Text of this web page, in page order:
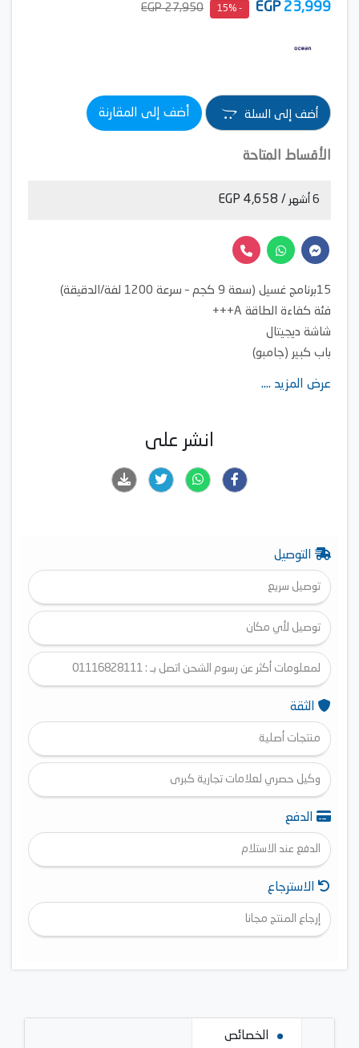
23,999
EGP
- 15%
27,950 EGP
أضف إلى السلة أضف إلى المقارنة
الأقساط المتاحة
6 أشهر / 4,658 EGP
15برنامج غسيل (سعة 9 كجم – سرعة 1200 لفة/الدقيقة)
فئة كفاءة الطاقة A+++
شاشة ديجيتال
باب كبير (جامبو)
عرض المزيد ....
انشر على
التوصيل
توصيل سريع
توصيل لأي مكان
لمعلومات أكثر عن رسوم الشحن اتصل بـ : 01116828111
الثقة
منتجات أصلية
وكيل حصري لعلامات تجارية كبرى
الدفع
الدفع عند الاستلام
الاسترجاع
إرجاع المنتج مجانا
الخصائص